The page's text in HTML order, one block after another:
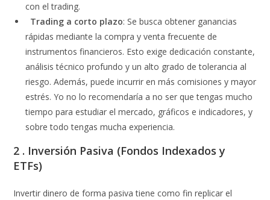
con el trading.
Trading a corto plazo: Se busca obtener ganancias
rápidas mediante la compra y venta frecuente de
instrumentos financieros. Esto exige dedicación constante,
análisis técnico profundo y un alto grado de tolerancia al
riesgo. Además, puede incurrir en más comisiones y mayor
estrés. Yo no lo recomendaría a no ser que tengas mucho
tiempo para estudiar el mercado, gráficos e indicadores, y
sobre todo tengas mucha experiencia.
2 . Inversión Pasiva (Fondos Indexados y
ETFs)
Invertir dinero de forma pasiva tiene como fin replicar el